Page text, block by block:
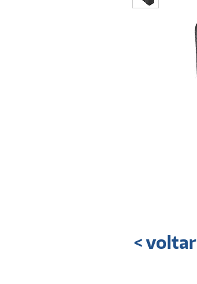
< voltar